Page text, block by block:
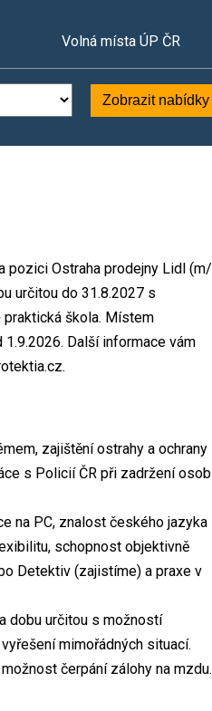
Volná místa ÚP ČR
Zobrazit nabídky
pozici Ostraha prodejny Lidl (m/
určitou do 31.8.2027 s
praktická škola. Místem
Další informace vám
zajištění ostrahy a ochrany
s Policií ČR při zadržení osob
na PC, znalost českého jazyka
schopnost objektivně
Detektiv (zajistíme) a praxe v
dobu určitou s možností
mimořádných situací.
čerpání zálohy na mzdu.